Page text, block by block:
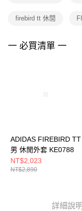
３．未成年的使用者請事
４．使用「AFTEE先享後
firebird tt 休閒
一 必買清單 一
ADIDAS FIREBIRD TT
男 休閒外套 KE0788
NT$2,023
NT$2,890
詳細說明